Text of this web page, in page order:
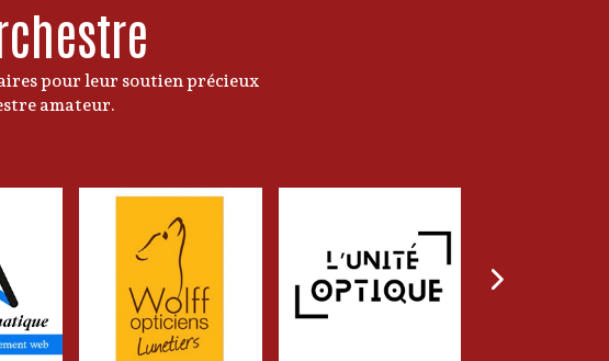
pour leur soutien précieux
amateur.